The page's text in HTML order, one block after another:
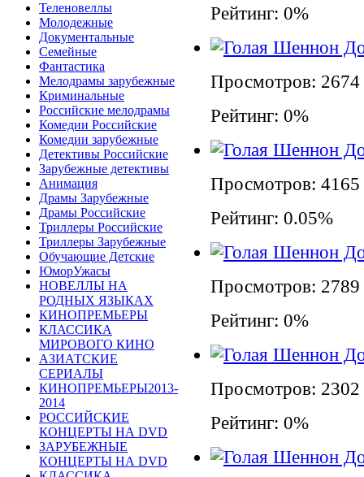
Теленовеллы
Молодежные
Документальные
Семейные
Фантастика
Мелодрамы зарубежные
Криминальные
Российские мелодрамы
Комедии Российские
Комедии зарубежные
Детективы Российские
Зарубежные детективы
Анимация
Драмы Зарубежные
Драмы Российские
Триллеры Российские
Триллеры Зарубежные
Обучающие Детские
ЮморУжасы
НОВЕЛЛЫ НА
РОДНЫХ ЯЗЫКАХ
КИНОПРЕМЬЕРЫ
КЛАССИКА
МИРОВОГО КИНО
АЗИАТСКИЕ
СЕРИАЛЫ
КИНОПРЕМЬЕРЫ2013-
2014
РОССИЙСКИЕ
КОНЦЕРТЫ НА DVD
ЗАРУБЕЖНЫЕ
КОНЦЕРТЫ НА DVD
Рейтинг: 0%
Просмотров: 2674
Рейтинг: 0%
Просмотров: 4165
Рейтинг: 0.05%
Просмотров: 2789
Рейтинг: 0%
Просмотров: 2302
Рейтинг: 0%